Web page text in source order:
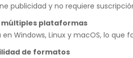
publicidad y no requiere
múltiples plataformas
Windows, Linux y macOS, lo que
de formatos